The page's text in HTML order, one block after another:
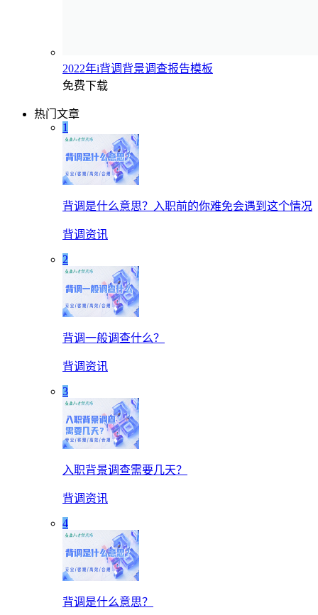
2022年i背调背景调查报告模板
免费下载
热门文章
1
背调是什么意思？入职前的你难免会遇到这个情况
背调资讯
2
背调一般调查什么？
背调资讯
3
入职背景调查需要几天？
背调资讯
4
背调是什么意思？